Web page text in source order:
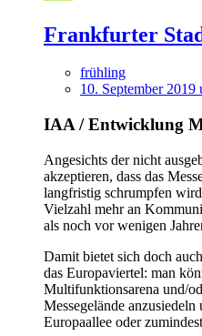
Frankfurter
frühling
10. September 2019
IAA / Entwicklung
Angesichts der nicht
akzeptieren, dass das
langfristig schrumpfen
Vielzahl mehr an
als noch vor wenigen
Damit bietet sich doch
das Europaviertel: man
Multifunktionsarena und/
Messegelände
Europaallee oder